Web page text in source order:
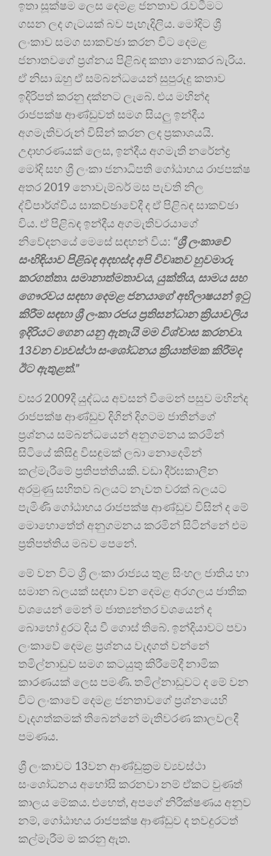
ඉතා සූක්ෂම ලෙස දෙමළ ජනතාව රැවටීමට
ගසන ලද ගැටයක් බව පැහැදිලිය. මෝදිට ශ්‍රී
ලංකාව සමග සාකච්ඡා කරන විට දෙමළ
ජනාතවගේ ප්‍රශ්නය පිළිබඳ කතා නොකර බැරිය.
ඒ නිසා ඔහු ඒ සම්බන්ධයෙන් සුපුරුදු කතාව
ඉදිරිපත් කරනු දක්නට ලැබේ. එය මහින්ද
රාජපක්ෂ ආණ්ඩුවත් සමග සියලු ඉන්දීය
අගමැතිවරුන් විසින් කරන ලද ප්‍රකාශයයි.
උදාහරණයක් ලෙස, ඉන්දීය අගමැති නරේන්ද්‍ර
මෝදි සහ ශ්‍රී ලංකා ජනාධිපති ගෝඨාභය රාජපක්ෂ
අතර 2019 නොවැම්බර් මස පැවති නිල
ද්වීපාර්ශ්වීය සාකච්ඡාවේදී ද ඒ පිළිබඳ සාකච්ඡා
විය. ඒ පිළිබඳ ඉන්දීය අගමැතිවරයාගේ
නිවේදනයේ මෙසේ සඳහන් විය: “ශ්‍රී ලංකාවේ
සංහිඳියාව පිළිබඳ අදහස්ද අපි විවෘතව හුවමාරු
කරගත්තා. සමානාත්මතාවය, යුක්තිය, සාමය සහ
ගෞරවය සඳහා දෙමළ ජනයාගේ අභිලාෂයන් ඉටු
කිරීම සඳහා ශ්‍රී ලංකා රජය ප්‍රතිසන්ධාන ක්‍රියාවලිය
ඉදිරියට ගෙන යනු ඇතැයි මම විශ්වාස කරනවා.
13වන ව්‍යවස්ථා සංශෝධනය ක්‍රියාත්මක කිරීමද
ඊට ඇතුළත්.”
වසර 2009දී යුද්ධය අවසන් වීමෙන් පසුව මහින්ද
රාජපක්ෂ ආණ්ඩුව දිගින් දිගටම ජාතීන්ගේ
ප්‍රශ්නය සම්බන්ධයෙන් අනුගමනය කරමින්
සිටියේ කිසිදු විසඳුමක් ලබා නොදෙමින්
කල්මැරීමේ ප්‍රතිපත්තියකි. වඩා දීර්ඝකාලීන
අරමුණු සහිතව බලයට නැවත වරක් බලයට
පැමිණි ගෝඨාභය රාජපක්ෂ ආණ්ඩුව විසින් ද මේ
මොහොතේත් අනුගමනය කරමින් සිටින්නේ එම
ප්‍රතිපත්තිය මබව පෙනේ.
මේ වන විට ශ්‍රී ලංකා රාජ්‍යය තුළ සිංහල ජාතිය හා
සමාන බලයක් සඳහා වන දෙමළ අරගලය ජාතික
වශයෙන් මෙන් ම ජාත්‍යන්තර වශයෙන් ද
බොහෝ දුරට දිය වී ගොස් තිබේ. ඉන්දියාවට පවා
ලංකාවේ දෙමළ ප්‍රශ්නය වැදගත් වන්නේ
තමිල්නාඩුව සමග කටයුතු කිරීමේදී නාමික
කාරණයක් ලෙස පමණි. තමිල්නාඩුවට ද මේ වන
විට ලංකාවේ දෙමළ ජනතාවගේ ප්‍රශ්නයෙහි
වැදගත්කමක් තිබෙන්නේ මැතිවරණ කාලවලදී
පමණය.
ශ්‍රී ලංකාවට 13වන ආණ්ඩුක්‍රම ව්‍යවස්ථා
සංශෝධනය අහෝසි කරනවා නම් ඒකට වුණත්
කාලය මේකය. එහෙත්, අපගේ නිරීක්ෂණය අනුව
නම්, ගෝඨාභය රාජපක්ෂ ආණ්ඩුව ද තවදුරටත්
කල්මැරීම ම කරනු ඇත.